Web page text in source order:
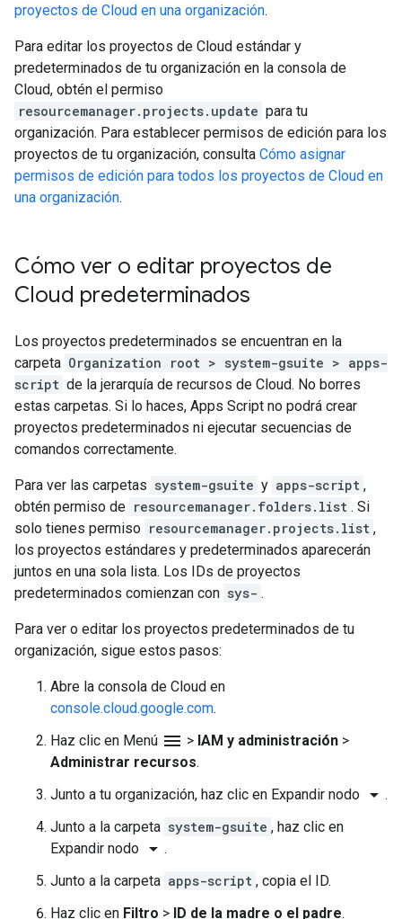
proyectos de Cloud en una organización.
Para editar los proyectos de Cloud estándar y
predeterminados de tu organización en la consola de
Cloud, obtén el permiso
resourcemanager.projects.update para tu
organización. Para establecer permisos de edición para los
proyectos de tu organización, consulta Cómo asignar
permisos de edición para todos los proyectos de Cloud en
una organización.
Cómo ver o editar proyectos de
Cloud predeterminados
Los proyectos predeterminados se encuentran en la
carpeta Organization root > system-gsuite > apps-
script de la jerarquía de recursos de Cloud. No borres
estas carpetas. Si lo haces, Apps Script no podrá crear
proyectos predeterminados ni ejecutar secuencias de
comandos correctamente.
Para ver las carpetas system-gsuite y apps-script ,
obtén permiso de resourcemanager.folders.list . Si
solo tienes permiso resourcemanager.projects.list ,
los proyectos estándares y predeterminados aparecerán
juntos en una sola lista. Los IDs de proyectos
predeterminados comienzan con sys- .
Para ver o editar los proyectos predeterminados de tu
organización, sigue estos pasos:
Abre la consola de Cloud en
console.cloud.google.com.
Haz clic en Menú menu > IAM y administración >
Administrar recursos.
Junto a tu organización, haz clic en Expandir nodo arrow_drop_down .
Junto a la carpeta system-gsuite , haz clic en
Expandir nodo arrow_drop_down .
Junto a la carpeta apps-script , copia el ID.
Haz clic en Filtro > ID de la madre o el padre.